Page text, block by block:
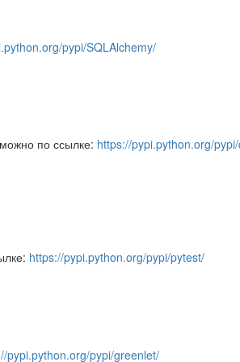
pypi/SQLAlchemy/
по ссылке: https://pypi.python.org/
https://pypi.python.org/pypi/pytest/
pypi.python.org/pypi/greenlet/